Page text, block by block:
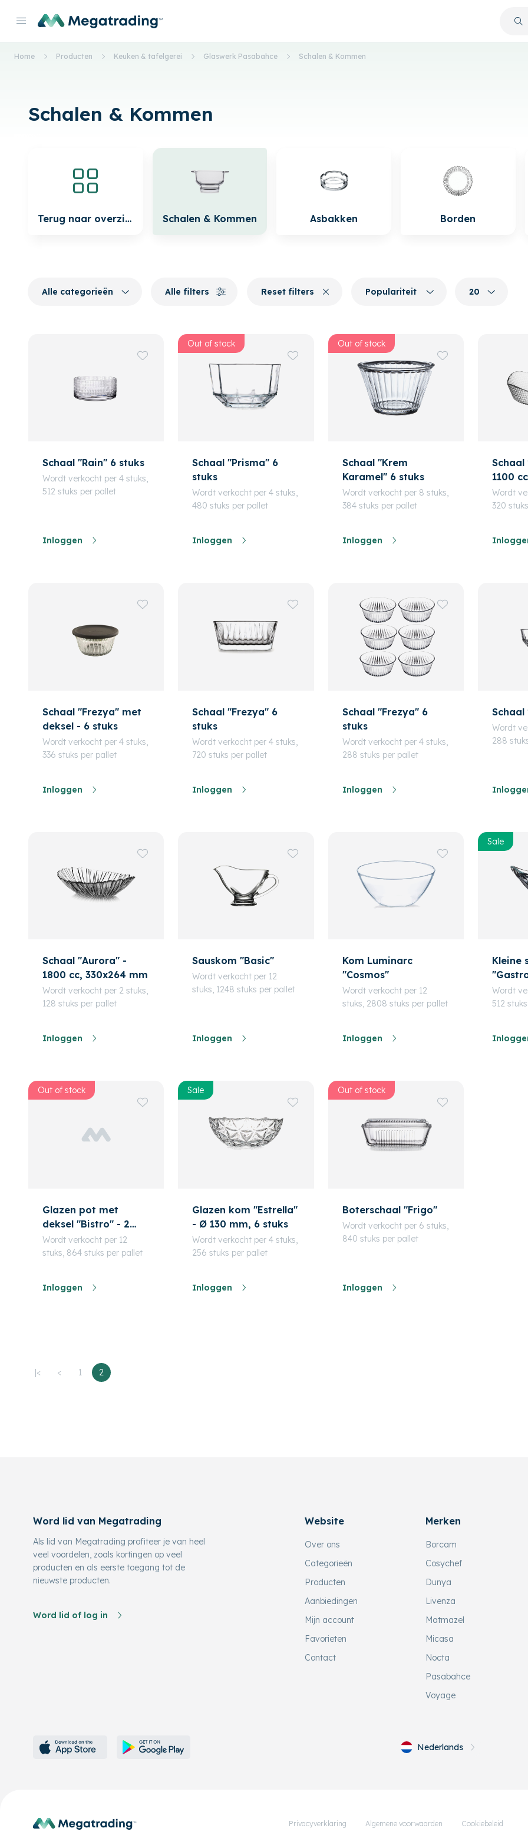
Home Producten Keuken & tafelgerei Glaswerk Pasabahce Schalen & Kommen
Schalen & Kommen
Terug naar overzicht Schalen & Kommen Asbakken Borden
Alle categorieën Alle filters Reset filters Populariteit 20
Schaal "Rain" 6 stuks
Wordt verkocht per 4 stuks,
512 stuks per pallet
Inloggen
Out of stock
Schaal "Prisma" 6
stuks
Wordt verkocht per 4 stuks,
480 stuks per pallet
Inloggen
Out of stock
Schaal "Krem
Karamel" 6 stuks
Wordt verkocht per 8 stuks,
384 stuks per pallet
Inloggen
1100
Wordt
320
Schaal "Frezya" met
deksel - 6 stuks
Wordt verkocht per 4 stuks,
336 stuks per pallet
Inloggen
Schaal "Frezya" 6
stuks
Wordt verkocht per 4 stuks,
720 stuks per pallet
Inloggen
Schaal "Frezya" 6
stuks
Wordt verkocht per 4 stuks,
288 stuks per pallet
Inloggen
Schaal
Wordt
288
Schaal "Aurora" -
1800 cc, 330x264 mm
Wordt verkocht per 2 stuks,
128 stuks per pallet
Inloggen
Sauskom "Basic"
Wordt verkocht per 12
stuks, 1248 stuks per pallet
Inloggen
Kom Luminarc
"Cosmos"
Wordt verkocht per 12
stuks, 2808 stuks per pallet
Inloggen
Sale
Kleine
84 cc,
Wordt
512
Out of stock
Glazen pot met
deksel "Bistro" - 2
stuks
Wordt verkocht per 12
stuks, 864 stuks per pallet
Inloggen
Sale
Glazen kom "Estrella"
- Ø 130 mm, 6 stuks
Wordt verkocht per 4 stuks,
256 stuks per pallet
Inloggen
Out of stock
Boterschaal "Frigo"
Wordt verkocht per 6 stuks,
840 stuks per pallet
Inloggen
|< < 1 2
Word lid van Megatrading
Als lid van Megatrading profiteer je van heel
veel voordelen, zoals kortingen op veel
producten en als eerste toegang tot de
nieuwste producten.
Word lid of log in
Website
Over ons
Categorieën
Producten
Aanbiedingen
Mijn account
Favorieten
Contact
Merken
Borcam
Cosychef
Dunya
Livenza
Matmazel
Micasa
Nocta
Pasabahce
Voyage
Nederlands
Privacyverklaring Algemene voorwaarden Cookiebeleid